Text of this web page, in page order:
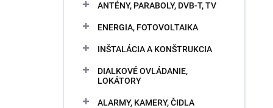
ANTÉNY, PARABOLY, DVB-T, TV
ENERGIA, FOTOVOLTAIKA
INŠTALÁCIA A KONŠTRUKCIA
DIALKOVÉ OVLÁDANIE,
LOKÁTORY
ALARMY, KAMERY, ČIDLA